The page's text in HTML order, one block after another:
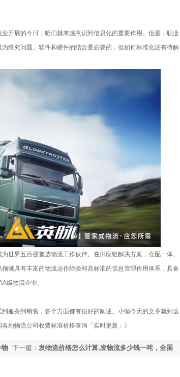
开展的今日，咱们越来越意识到信息化的重要作用。但是，职业
终究问题。软件和硬件的结合是必要的，但如何标准化还有待解
世界五百强首选物流工作伙伴。在供应链解决方案，仓配一体、
域具有丰富的物流运作经验和高标准的信息管理作用体系，具备
级物流企业。
服务到销售，各个方面都有很好的阐述。小编今天的文章就到这
地物流公司收费标准价格查询「实时更新」》
下一篇： 发物流价格怎么计算,发物流多少钱一吨，全国
物